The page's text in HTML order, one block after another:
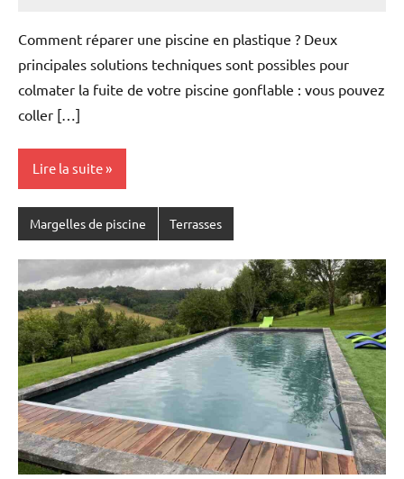
Comment réparer une piscine en plastique ? Deux
principales solutions techniques sont possibles pour
colmater la fuite de votre piscine gonflable : vous pouvez
coller […]
Lire la suite
Margelles de piscine Terrasses